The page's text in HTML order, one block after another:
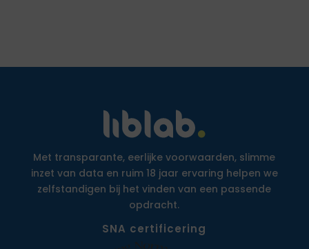
Met transparante, eerlijke voorwaarden, slimme
inzet van data en ruim 18 jaar ervaring helpen we
zelfstandigen bij het vinden van een passende
opdracht.
SNA certificering